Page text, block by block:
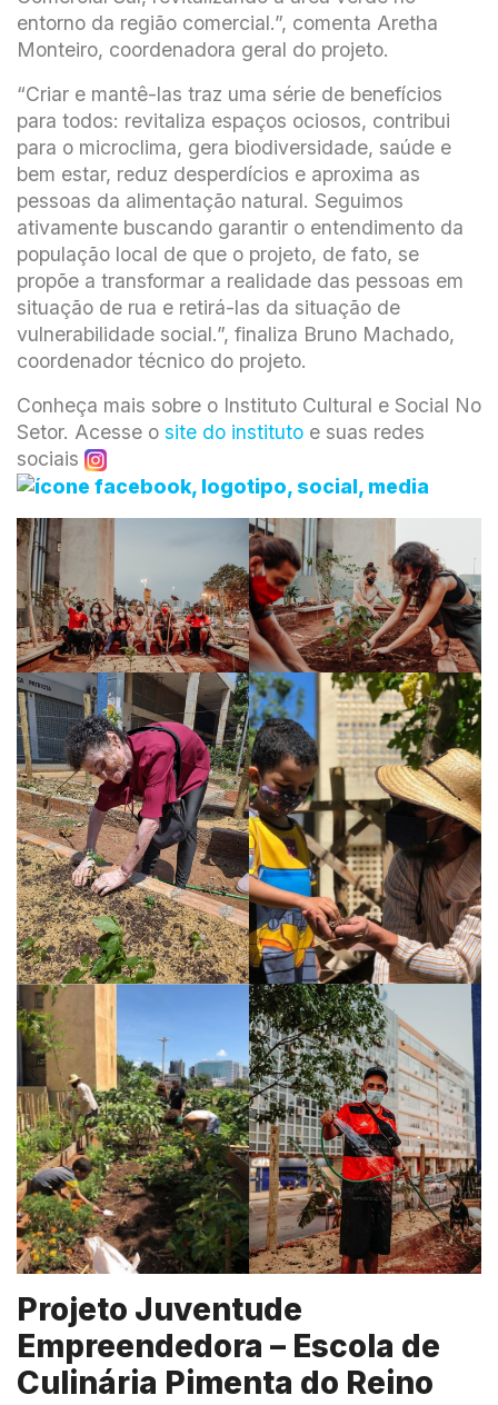
entorno da região comercial.”, comenta Aretha
Monteiro, coordenadora geral do projeto.
“Criar e mantê-las traz uma série de benefícios
para todos: revitaliza espaços ociosos, contribui
para o microclima, gera biodiversidade, saúde e
bem estar, reduz desperdícios e aproxima as
pessoas da alimentação natural. Seguimos
ativamente buscando garantir o entendimento da
população local de que o projeto, de fato, se
propõe a transformar a realidade das pessoas em
situação de rua e retirá-las da situação de
vulnerabilidade social.”, finaliza Bruno Machado,
coordenador técnico do projeto.
Conheça mais sobre o Instituto Cultural e Social No
Setor. Acesse o site do instituto e suas redes
sociais
Projeto Juventude
Empreendedora – Escola de
Culinária Pimenta do Reino